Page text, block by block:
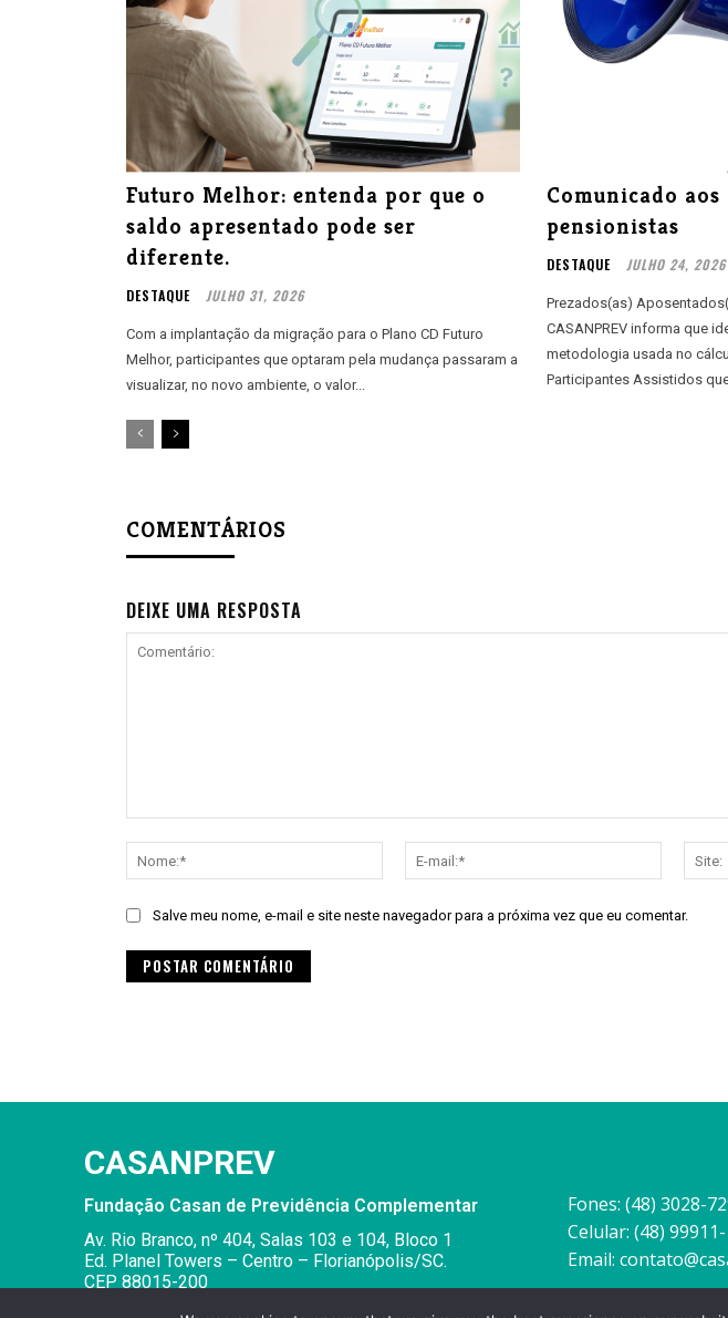
Futuro Melhor: entenda por que o
saldo apresentado pode ser
diferente.
DESTAQUE JULHO 31, 2026
Com a implantação da migração para o Plano CD Futuro
Melhor, participantes que optaram pela mudança passaram a
visualizar, no novo ambiente, o valor...
Comunicado aos
pensionistas
DESTAQUE JULHO 24, 2026
Prezados(as)
CASANPREV informa que
metodologia usada no
Participantes Assistidos
COMENTÁRIOS
DEIXE UMA RESPOSTA
Nome:*
mail:*
Salve meu nome, e-mail e site neste navegador para a próxima vez que eu comentar.
CASANPREV
Fundação Casan de Previdência Complementar
Av. Rio Branco, nº 404, Salas 103 e 104, Bloco 1
Ed. Planel Towers – Centro – Florianópolis/SC.
CEP 88015-200
Fones: (48) 3028-
Celular: (48)
Email: